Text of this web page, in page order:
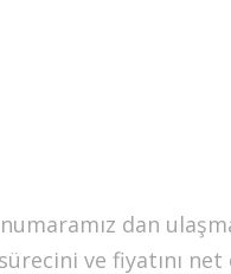
dan
ve fiyatını net